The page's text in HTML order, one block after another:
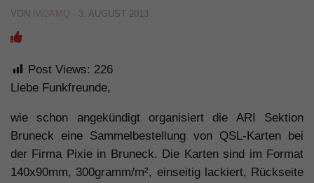
VON IW3AMQ · 3. AUGUST 2013
Post Views: 226
Liebe Funkfreunde,
wie schon angekündigt organisiert die ARI Sektion
Bruneck eine Sammelbestellung von QSL-Karten bei
der Firma Pixie in Bruneck. Die Karten sind im Format
140x90mm, 300gramm/m², einseitig lackiert, Rückseite